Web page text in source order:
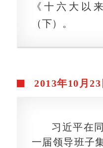
《十六大以
（下）。
2013年10月23
习近平在
一届领导班子